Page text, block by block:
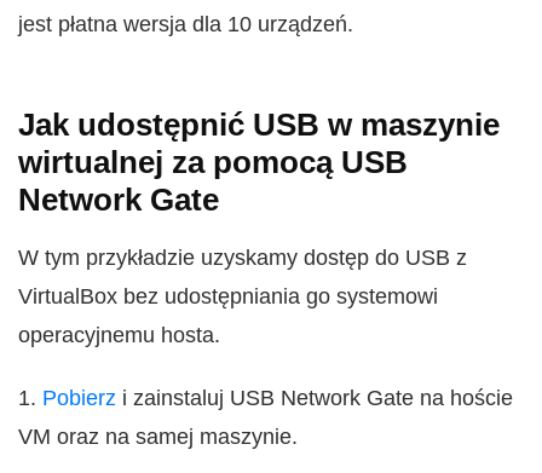
jest płatna wersja dla 10 urządzeń.
Jak udostępnić USB w maszynie
wirtualnej za pomocą USB
Network Gate
W tym przykładzie uzyskamy dostęp do USB z
VirtualBox bez udostępniania go systemowi
operacyjnemu hosta.
1. Pobierz i zainstaluj USB Network Gate na hoście
VM oraz na samej maszynie.